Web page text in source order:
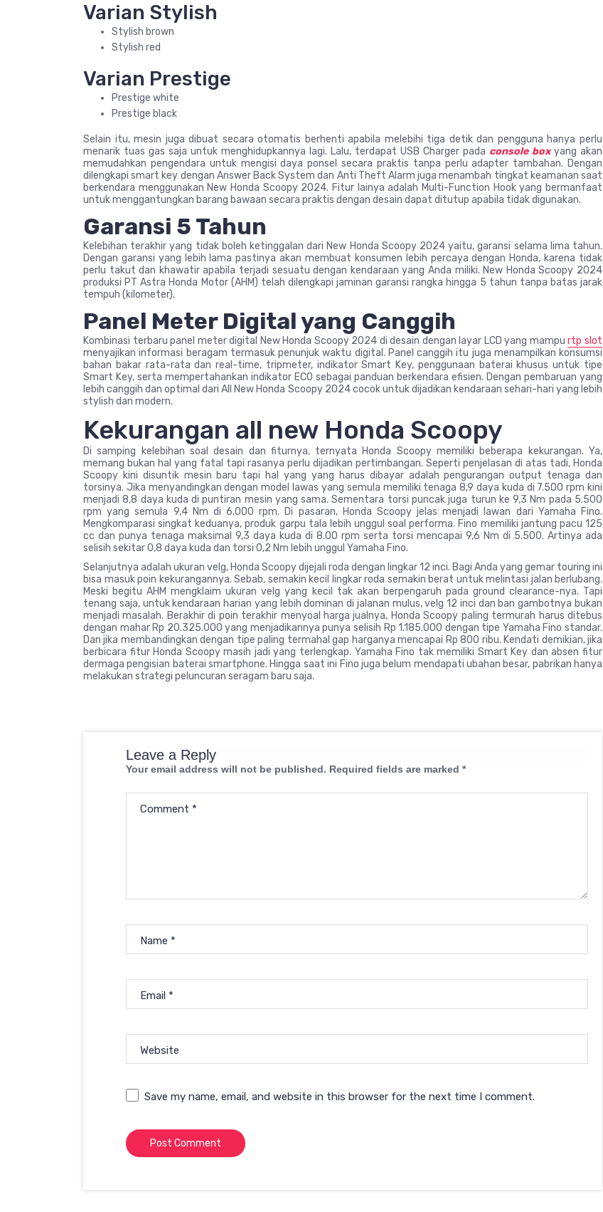
Varian Stylish
Stylish brown
Stylish red
Varian Prestige
Prestige white
Prestige black
Selain itu, mesin juga dibuat secara otomatis berhenti apabila melebihi tiga detik dan pengguna hanya perlu
menarik tuas gas saja untuk menghidupkannya lagi. Lalu, terdapat USB Charger pada console boxyang akan
memudahkan pengendara untuk mengisi daya ponsel secara praktis tanpa perlu adapter tambahan. Dengan
dilengkapi smart key dengan Answer Back System dan Anti Theft Alarm juga menambah tingkat keamanan saat
berkendara menggunakan New Honda Scoopy 2024. Fitur lainya adalah Multi-Function Hook yang bermanfaat
untuk menggantungkan barang bawaan secara praktis dengan desain dapat ditutup apabila tidak digunakan.
Garansi 5 Tahun
Kelebihan terakhir yang tidak boleh ketinggalan dari New Honda Scoopy 2024 yaitu, garansi selama lima tahun.
Dengan garansi yang lebih lama pastinya akan membuat konsumen lebih percaya dengan Honda, karena tidak
perlu takut dan khawatir apabila terjadi sesuatu dengan kendaraan yang Anda miliki. New Honda Scoopy 2024
produksi PT Astra Honda Motor (AHM) telah dilengkapi jaminan garansi rangka hingga 5 tahun tanpa batas jarak
tempuh (kilometer).
Panel Meter Digital yang Canggih
Kombinasi terbaru panel meter digital New Honda Scoopy 2024 di desain dengan layar LCD yang mampurtp slot
menyajikan informasi beragam termasuk penunjuk waktu digital. Panel canggih itu juga menampilkan konsumsi
bahan bakar rata-rata dan real-time, tripmeter, indikator Smart Key, penggunaan baterai khusus untuk tipe
Smart Key, serta mempertahankan indikator ECO sebagai panduan berkendara efisien. Dengan pembaruan yang
lebih canggih dan optimal dari All New Honda Scoopy 2024 cocok untuk dijadikan kendaraan sehari-hari yang lebih
stylish dan modern.
Kekurangan all new Honda Scoopy
Di samping kelebihan soal desain dan fiturnya, ternyata Honda Scoopy memiliki beberapa kekurangan. Ya,
memang bukan hal yang fatal tapi rasanya perlu dijadikan pertimbangan. Seperti penjelasan di atas tadi, Honda
Scoopy kini disuntik mesin baru tapi hal yang yang harus dibayar adalah pengurangan output tenaga dan
torsinya. Jika menyandingkan dengan model lawas yang semula memiliki tenaga 8,9 daya kuda di 7.500 rpm kini
menjadi 8,8 daya kuda di puntiran mesin yang sama. Sementara torsi puncak juga turun ke 9,3 Nm pada 5.500
rpm yang semula 9,4 Nm di 6.000 rpm. Di pasaran, Honda Scoopy jelas menjadi lawan dari Yamaha Fino.
Mengkomparasi singkat keduanya, produk garpu tala lebih unggul soal performa. Fino memiliki jantung pacu 125
cc dan punya tenaga maksimal 9,3 daya kuda di 8.00 rpm serta torsi mencapai 9,6 Nm di 5.500. Artinya ada
selisih sekitar 0,8 daya kuda dan torsi 0,2 Nm lebih unggul Yamaha Fino.
Selanjutnya adalah ukuran velg, Honda Scoopy dijejali roda dengan lingkar 12 inci. Bagi Anda yang gemar touring ini
bisa masuk poin kekurangannya. Sebab, semakin kecil lingkar roda semakin berat untuk melintasi jalan berlubang.
Meski begitu AHM mengklaim ukuran velg yang kecil tak akan berpengaruh pada ground clearance-nya. Tapi
tenang saja, untuk kendaraan harian yang lebih dominan di jalanan mulus, velg 12 inci dan ban gambotnya bukan
menjadi masalah. Berakhir di poin terakhir menyoal harga jualnya, Honda Scoopy paling termurah harus ditebus
dengan mahar Rp 20.325.000 yang menjadikannya punya selisih Rp 1.185.000 dengan tipe Yamaha Fino standar.
Dan jika membandingkan dengan tipe paling termahal gap harganya mencapai Rp 800 ribu. Kendati demikian, jika
berbicara fitur Honda Scoopy masih jadi yang terlengkap. Yamaha Fino tak memiliki Smart Key dan absen fitur
dermaga pengisian baterai smartphone. Hingga saat ini Fino juga belum mendapati ubahan besar, pabrikan hanya
melakukan strategi peluncuran seragam baru saja.
Leave a Reply
Your email address will not be published. Required fields are marked *
Comment *
Name *
Email *
Website
Save my name, email, and website in this browser for the next time I comment.